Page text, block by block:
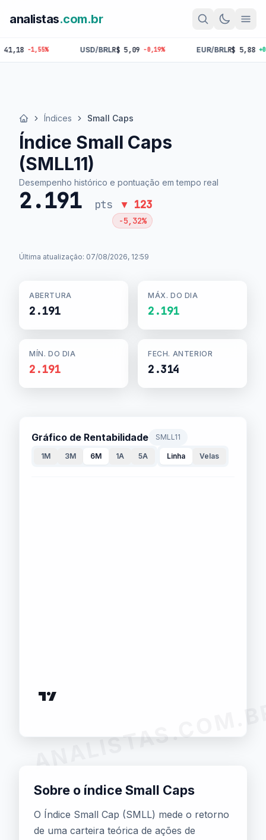
analistas.com.br
-1,55% USD/BRLR$ 5,09 -0,19% EUR/BRLR$ 5,88 +0,09%
Início Índices Small Caps
Índice Small Caps
(SMLL11)
Desempenho histórico e pontuação em tempo real
2.191 pts ▼ 123
-5,32%
Última atualização: 07/08/2026, 12:59
ABERTURA
2.191
MÁX. DO DIA
2.191
MÍN. DO DIA
2.191
FECH. ANTERIOR
2.314
Gráfico de Rentabilidade SMLL11
1M 3M 6M 1A 5A Linha Velas
Sobre o índice Small Caps
O Índice Small Cap (SMLL) mede o retorno
de uma carteira teórica de ações de